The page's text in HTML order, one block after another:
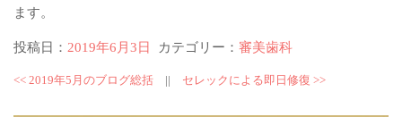
ます。
投稿日： 2019年6月3日 カテゴリー： 審美歯科
<< 2019年5月のブログ総括 || セレックによる即日修復 >>